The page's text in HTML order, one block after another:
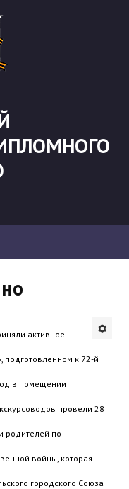
активное
подготовленном к 72-й
в помещении
провели 28
родителей по
войны, которая
городского Союза